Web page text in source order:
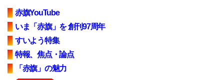
赤旗YouTube
いま「赤旗」を 創刊97周年
すいよう特集
特報、焦点・論点
「赤旗」の魅力